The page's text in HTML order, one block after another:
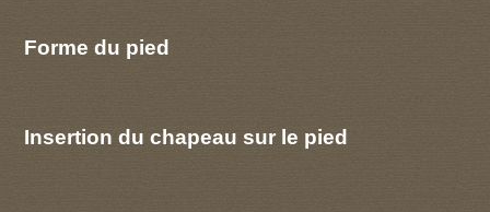
Forme du pied
Insertion du chapeau sur le pied